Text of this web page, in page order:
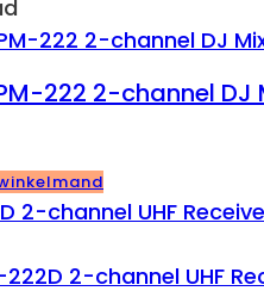
222 2-channel DJ